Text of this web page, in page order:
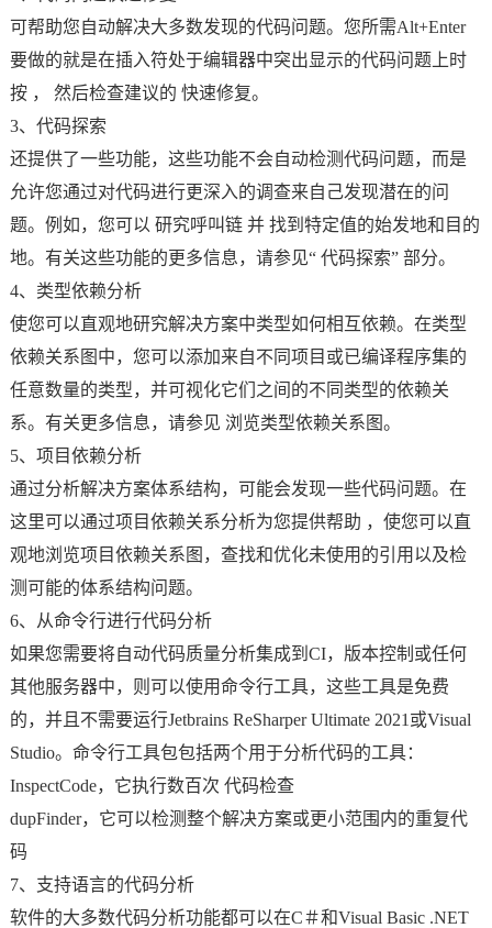
可帮助您自动解决大多数发现的代码问题。您所需Alt+Enter
要做的就是在插入符处于编辑器中突出显示的代码问题上时
按 ， 然后检查建议的 快速修复。
3、代码探索
还提供了一些功能，这些功能不会自动检测代码问题，而是
允许您通过对代码进行更深入的调查来自己发现潜在的问
题。例如，您可以 研究呼叫链 并 找到特定值的始发地和目的
地。有关这些功能的更多信息，请参见“ 代码探索” 部分。
4、类型依赖分析
使您可以直观地研究解决方案中类型如何相互依赖。在类型
依赖关系图中，您可以添加来自不同项目或已编译程序集的
任意数量的类型，并可视化它们之间的不同类型的依赖关
系。有关更多信息，请参见 浏览类型依赖关系图。
5、项目依赖分析
通过分析解决方案体系结构，可能会发现一些代码问题。在
这里可以通过项目依赖关系分析为您提供帮助 ，使您可以直
观地浏览项目依赖关系图，查找和优化未使用的引用以及检
测可能的体系结构问题。
6、从命令行进行代码分析
如果您需要将自动代码质量分析集成到CI，版本控制或任何
其他服务器中，则可以使用命令行工具，这些工具是免费
的，并且不需要运行Jetbrains ReSharper Ultimate 2021或Visual
Studio。命令行工具包包括两个用于分析代码的工具：
InspectCode，它执行数百次 代码检查
dupFinder，它可以检测整个解决方案或更小范围内的重复代
码
7、支持语言的代码分析
软件的大多数代码分析功能都可以在C＃和Visual Basic .NET